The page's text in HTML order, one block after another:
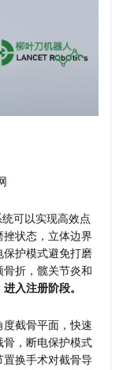
可以实现高效点
状态，立体边界
保护模式避免打磨
折，髋关节炎和
入注册阶段。
截骨平面，快速
骨，断电保护模式
换手术对截骨导